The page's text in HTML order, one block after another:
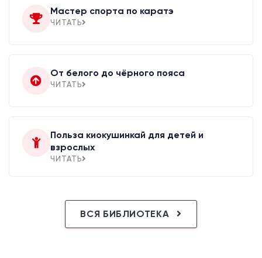
Мастер спорта по каратэ
ЧИТАТЬ
От белого до чёрного пояса
ЧИТАТЬ
Польза киокушинкай для детей и
взрослых
ЧИТАТЬ
ВСЯ БИБЛИОТЕКА